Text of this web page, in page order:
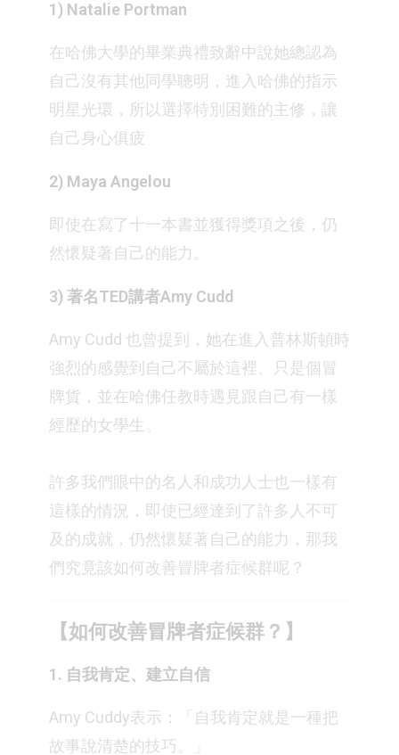
1) Natalie Portman
在哈佛大學的畢業典禮致辭中說她總認為
自己沒有其他同學聰明，進入哈佛的指示
明星光環，所以選擇特別困難的主修，讓
自己身心俱疲⁣
2) Maya Angelou
即使在寫了十一本書並獲得獎項之後，仍
然懷疑著自己的能力。⁣
3) 著名TED講者Amy Cudd
Amy Cudd 也曾提到，她在進入普林斯頓時
強烈的感覺到自己不屬於這裡、只是個冒
牌貨，並在哈佛任教時遇見跟自己有一樣
經歷的女學生。⁣
許多我們眼中的名人和成功人士也一樣有
這樣的情況，即使已經達到了許多人不可
及的成就，仍然懷疑著自己的能力，那我
們究竟該如何改善冒牌者症候群呢？⁣
【如何改善冒牌者症候群？】⁣
1. 自我肯定、建立自信⁣
Amy Cuddy表示：「自我肯定就是一種把
故事說清楚的技巧。」⁣